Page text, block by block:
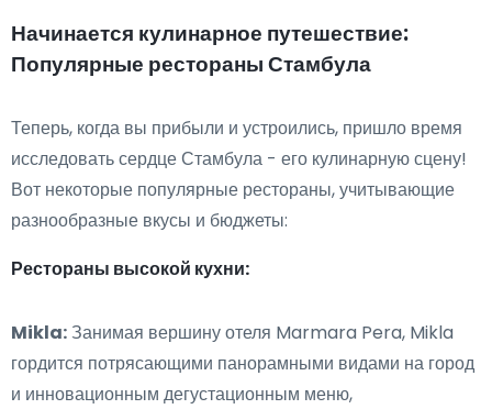
Начинается кулинарное путешествие:
Популярные рестораны Стамбула
Теперь, когда вы прибыли и устроились, пришло время
исследовать сердце Стамбула - его кулинарную сцену!
Вот некоторые популярные рестораны, учитывающие
разнообразные вкусы и бюджеты:
Рестораны высокой кухни:
Mikla:Занимая вершину отеля Marmara Pera, Mikla
гордится потрясающими панорамными видами на город
и инновационным дегустационным меню,